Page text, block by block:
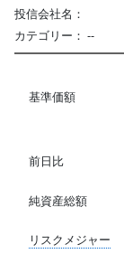
投信会社名：
カテゴリー： --
基準価額
前日比
純資産総額
リスクメジャー